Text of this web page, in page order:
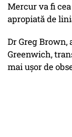
Mercur va fi
apropiată de
Dr Greg Brown,
Greenwich,
mai uşor de